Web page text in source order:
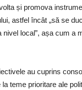
și promova
astfel încât „să se
nivel local”, așa cum a
au cuprins
teme prioritare ale